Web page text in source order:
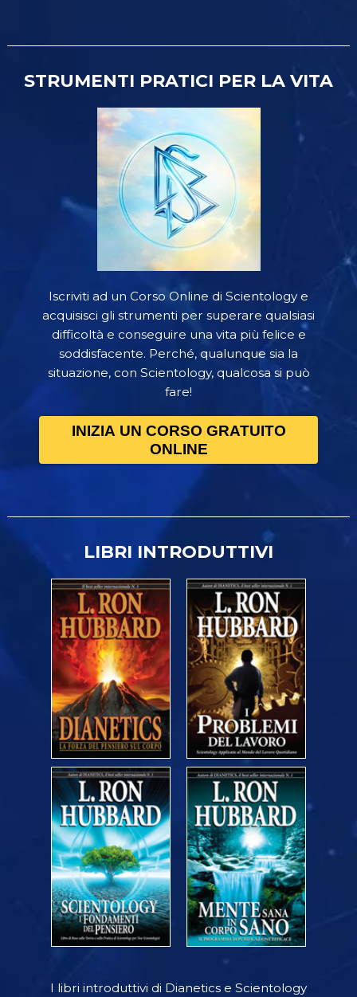
STRUMENTI PRATICI PER LA VITA
Iscriviti ad un Corso Online di Scientology e
acquisisci gli strumenti per superare qualsiasi
difficoltà e conseguire una vita più felice e
soddisfacente. Perché, qualunque sia la
situazione, con Scientology, qualcosa si può
fare!
INIZIA UN CORSO GRATUITO
ONLINE
LIBRI INTRODUTTIVI
I libri introduttivi di Dianetics e Scientology